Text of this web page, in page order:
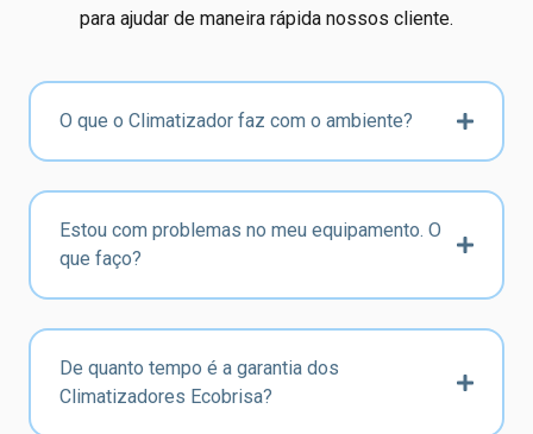
para ajudar de maneira rápida nossos cliente.
O que o Climatizador faz com o ambiente?
Estou com problemas no meu equipamento. O
que faço?
De quanto tempo é a garantia dos
Climatizadores Ecobrisa?